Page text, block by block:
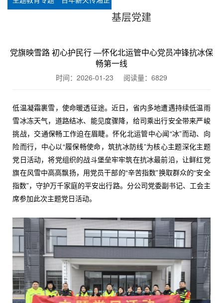
基层党建
党旗映雪路 初心护民行 —怀化北运管中心党员冲锋抗冰保
畅第一线
时间：2026-01-23 阅读量： 6829
低温凝霜裹雪，使命暖透征途。近日，省内多地遭遇持续低温雨
雪冰冻天气，道路结冰、能见度骤降，给司乘出行安全带来严峻
挑战，交通保畅工作迫在眉睫。怀化北运管中心闻“冰”而动、向
险而行，中心以“履保畅使命，筑抗冰防线”为核心主题深化主题
党日活动，将党组织的战斗堡垒牢牢筑在抗冰最前沿，让鲜红党
旗在风雪中高高飘扬，用党员干部的“辛苦指数”换取群众的“安全
指数”，守护万千家庭的平安出行路。分公司党委副书记、工会主
席参加此次主题党日活动。